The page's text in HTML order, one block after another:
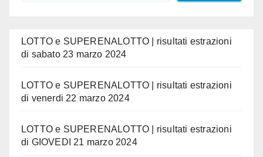
LOTTO e SUPERENALOTTO | risultati estrazioni
di sabato 23 marzo 2024
LOTTO e SUPERENALOTTO | risultati estrazioni
di venerdi 22 marzo 2024
LOTTO e SUPERENALOTTO | risultati estrazioni
di GIOVEDI 21 marzo 2024